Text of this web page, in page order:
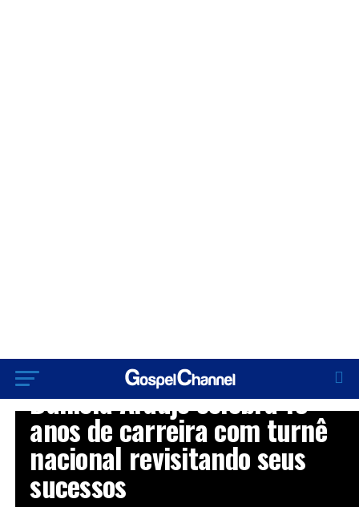
Daniela Araújo celebra 15
anos de carreira com turnê
nacional revisitando seus
sucessos